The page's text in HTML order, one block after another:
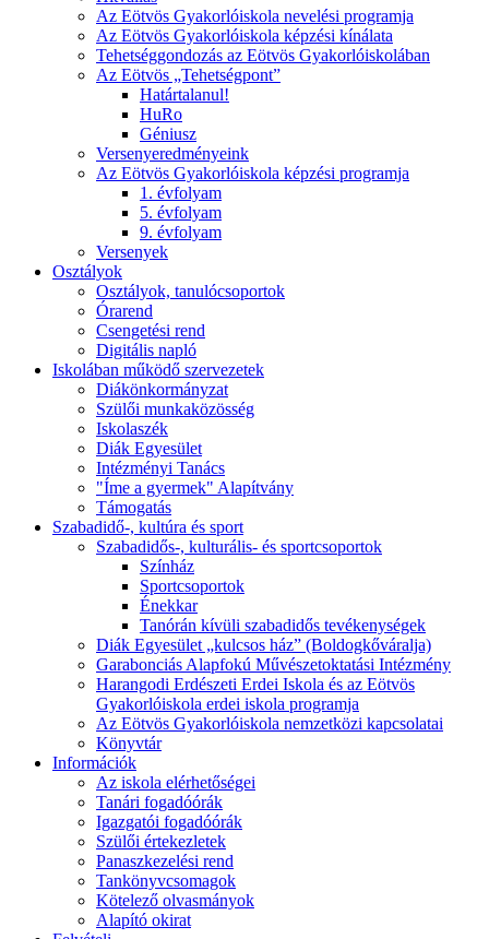
Az Eötvös Gyakorlóiskola nevelési programja
Az Eötvös Gyakorlóiskola képzési kínálata
Tehetséggondozás az Eötvös Gyakorlóiskolában
Az Eötvös „Tehetségpont”
Határtalanul!
HuRo
Géniusz
Versenyeredményeink
Az Eötvös Gyakorlóiskola képzési programja
1. évfolyam
5. évfolyam
9. évfolyam
Versenyek
Osztályok
Osztályok, tanulócsoportok
Órarend
Csengetési rend
Digitális napló
Iskolában működő szervezetek
Diákönkormányzat
Szülői munkaközösség
Iskolaszék
Diák Egyesület
Intézményi Tanács
"Íme a gyermek" Alapítvány
Támogatás
Szabadidő-, kultúra és sport
Szabadidős-, kulturális- és sportcsoportok
Színház
Sportcsoportok
Énekkar
Tanórán kívüli szabadidős tevékenységek
Diák Egyesület „kulcsos ház” (Boldogkőváralja)
Garabonciás Alapfokú Művészetoktatási Intézmény
Harangodi Erdészeti Erdei Iskola és az Eötvös
Gyakorlóiskola erdei iskola programja
Az Eötvös Gyakorlóiskola nemzetközi kapcsolatai
Könyvtár
Információk
Az iskola elérhetőségei
Tanári fogadóórák
Igazgatói fogadóórák
Szülői értekezletek
Panaszkezelési rend
Tankönyvcsomagok
Kötelező olvasmányok
Alapító okirat